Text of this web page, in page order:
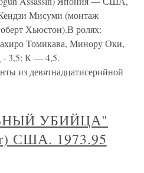
Мисуми (монтаж
Хьюстон).В ролях:
Томикава, Минору Оки,
- 3,5; К — 4,5.
из девятнадцатисерийной
УБИЙЦА"
США. 1973.95